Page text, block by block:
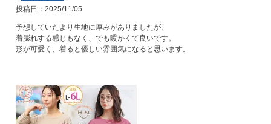
投稿日 2025/11/05
予想していたより生地に厚みがありましたが、
着膨れする感じもなく、でも暖かくて良いです。
形が可愛く、着ると優しい雰囲気になると思います。